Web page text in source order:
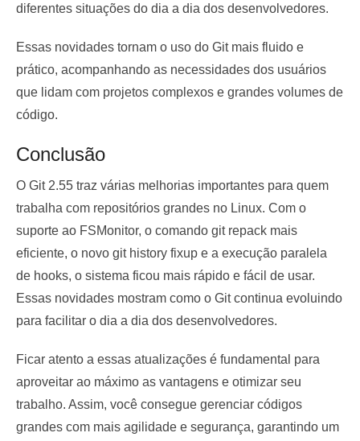
diferentes situações do dia a dia dos desenvolvedores.
Essas novidades tornam o uso do Git mais fluido e
prático, acompanhando as necessidades dos usuários
que lidam com projetos complexos e grandes volumes de
código.
Conclusão
O Git 2.55 traz várias melhorias importantes para quem
trabalha com repositórios grandes no Linux. Com o
suporte ao FSMonitor, o comando git repack mais
eficiente, o novo git history fixup e a execução paralela
de hooks, o sistema ficou mais rápido e fácil de usar.
Essas novidades mostram como o Git continua evoluindo
para facilitar o dia a dia dos desenvolvedores.
Ficar atento a essas atualizações é fundamental para
aproveitar ao máximo as vantagens e otimizar seu
trabalho. Assim, você consegue gerenciar códigos
grandes com mais agilidade e segurança, garantindo um